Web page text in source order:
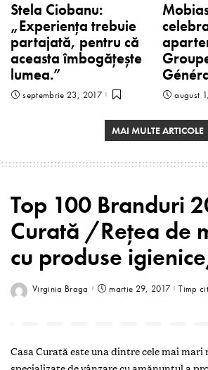
Stela Ciobanu:
„Experienţa trebuie
partajată, pentru că
aceasta îmbogăţeşte
lumea.”
septembrie 23, 2017 august
MAI MULTE ARTICOLE
Top 100 Branduri
Curată /Rețea de
cu produse
Virginia Braga martie 29, 2017 Timp
Casa Curată este una dintre cele mai mari